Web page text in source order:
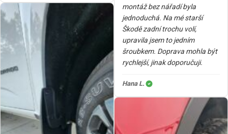
montáž bez nářadí byla
jednoduchá. Na mé starší
Škodě zadní trochu volí,
upravila jsem to jedním
šroubkem. Doprava mohla být
rychlejší, jinak doporučuji.
Hana L.